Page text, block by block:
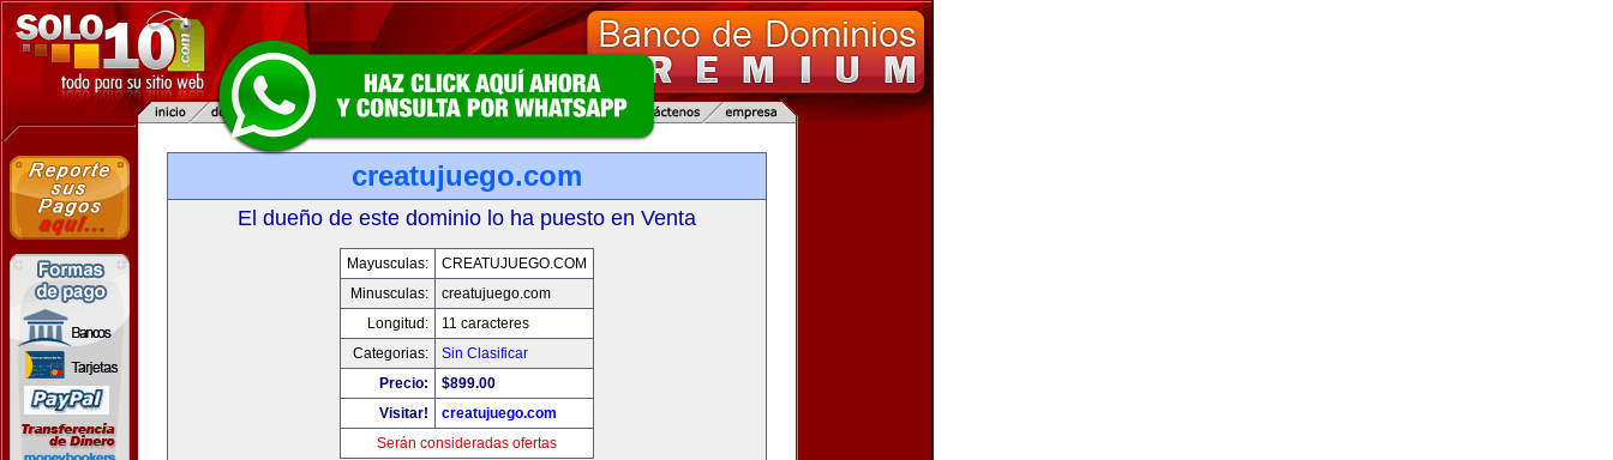
creatujuego.com
El dueño de este dominio lo ha puesto en Venta
Mayusculas:
CREATUJUEGO.COM
Minusculas:
creatujuego.com
Longitud:
11 caracteres
Categorias:
Sin Clasificar
Precio:
$899.00
Visitar!
creatujuego.com
Serán consideradas ofertas